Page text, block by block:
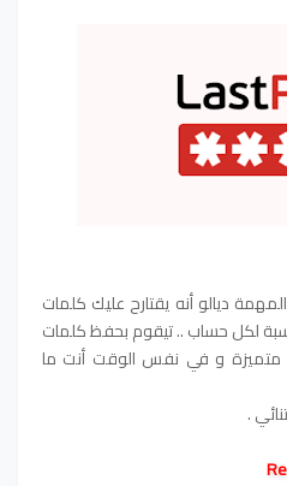
ديالو أنه يقتارح عليك كلمات
لكل حساب .. تيقوم بحفظ كلمات
متميزة و في نفس الوقت أنت ما
.